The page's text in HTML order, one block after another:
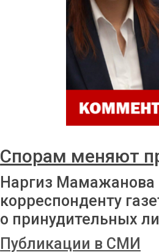
Спорам меняют
Наргиз
корреспонденту
о принудительных
Публикации в СМИ